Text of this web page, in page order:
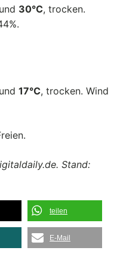
und 30°C, trocken.
und 17°C, trocken. Wind
Stand:
teilen
E-Mail